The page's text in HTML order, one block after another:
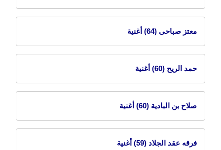
معتز صباحى (64) أغنية
حمد الريح (60) أغنية
صلاح بن البادية (60) أغنية
فرقه عقد الجلاد (59) أغنية